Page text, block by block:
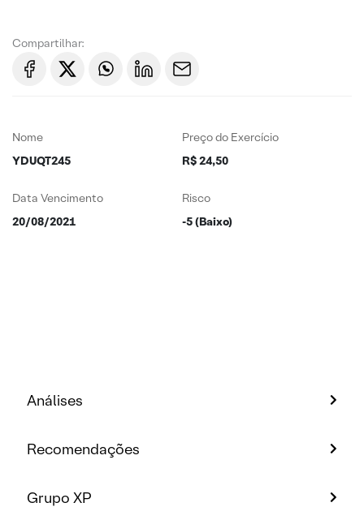
Compartilhar:
Nome
YDUQT245
Preço do Exercício
R$ 24,50
Data Vencimento
20/08/2021
Risco
-5 (Baixo)
Análises
Recomendações
Grupo XP